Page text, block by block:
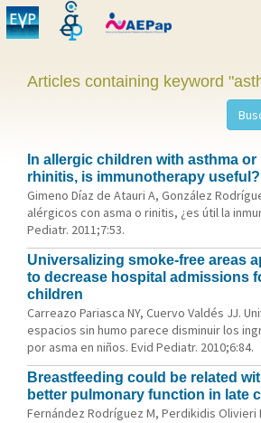
Articles containing keyword
In allergic children with asthma or
rhinitis, is immunotherapy useful?
Gimeno Díaz de Atauri A, González
alérgicos con asma o rinitis, ¿es útil la
Pediatr. 2011;7:53.
Universalizing smoke-free areas
to decrease hospital admissions
children
Carreazo Pariasca NY, Cuervo Valdés JJ.
espacios sin humo parece disminuir los
por asma en niños. Evid Pediatr. 2010;6:84.
Breastfeeding could be related
better pulmonary function in late
Fernández Rodríguez M, Perdikidis Olivieri